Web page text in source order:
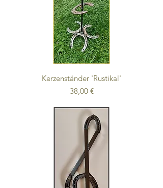
Kerzenständer 'Rustikal'
Preis
38,00 €